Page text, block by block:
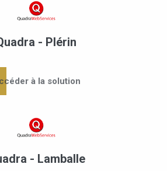
- Plérin
à la solution
- Lamballe